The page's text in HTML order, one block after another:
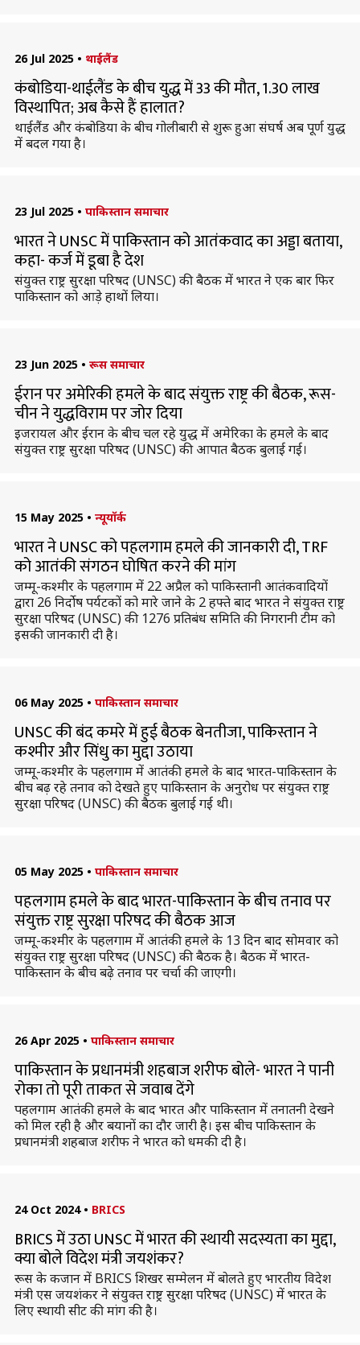
26 Jul 2025 • थाईलैंड
कंबोडिया-थाईलैंड के बीच युद्ध में 33 की मौत, 1.30 लाख
विस्थापित; अब कैसे हैं हालात?
थाईलैंड और कंबोडिया के बीच गोलीबारी से शुरू हुआ संघर्ष अब पूर्ण युद्ध
में बदल गया है।
23 Jul 2025 • पाकिस्तान समाचार
भारत ने UNSC में पाकिस्तान को आतंकवाद का अड्डा बताया,
कहा- कर्ज में डूबा है देश
संयुक्त राष्ट्र सुरक्षा परिषद (UNSC) की बैठक में भारत ने एक बार फिर
पाकिस्तान को आड़े हाथों लिया।
23 Jun 2025 • रूस समाचार
ईरान पर अमेरिकी हमले के बाद संयुक्त राष्ट्र की बैठक, रूस-
चीन ने युद्धविराम पर जोर दिया
इजरायल और ईरान के बीच चल रहे युद्ध में अमेरिका के हमले के बाद
संयुक्त राष्ट्र सुरक्षा परिषद (UNSC) की आपात बैठक बुलाई गई।
15 May 2025 • न्यूयॉर्क
भारत ने UNSC को पहलगाम हमले की जानकारी दी, TRF
को आतंकी संगठन घोषित करने की मांग
जम्मू-कश्मीर के पहलगाम में 22 अप्रैल को पाकिस्तानी आतंकवादियों
द्वारा 26 निर्दोष पर्यटकों को मारे जाने के 2 हफ्ते बाद भारत ने संयुक्त राष्ट्र
सुरक्षा परिषद (UNSC) की 1276 प्रतिबंध समिति की निगरानी टीम को
इसकी जानकारी दी है।
06 May 2025 • पाकिस्तान समाचार
UNSC की बंद कमरे में हुई बैठक बेनतीजा, पाकिस्तान ने
कश्मीर और सिंधु का मुद्दा उठाया
जम्मू-कश्मीर के पहलगाम में आतंकी हमले के बाद भारत-पाकिस्तान के
बीच बढ़ रहे तनाव को देखते हुए पाकिस्तान के अनुरोध पर संयुक्त राष्ट्र
सुरक्षा परिषद (UNSC) की बैठक बुलाई गई थी।
05 May 2025 • पाकिस्तान समाचार
पहलगाम हमले के बाद भारत-पाकिस्तान के बीच तनाव पर
संयुक्त राष्ट्र सुरक्षा परिषद की बैठक आज
जम्मू-कश्मीर के पहलगाम में आतंकी हमले के 13 दिन बाद सोमवार को
संयुक्त राष्ट्र सुरक्षा परिषद (UNSC) की बैठक है। बैठक में भारत-
पाकिस्तान के बीच बढ़े तनाव पर चर्चा की जाएगी।
26 Apr 2025 • पाकिस्तान समाचार
पाकिस्तान के प्रधानमंत्री शहबाज शरीफ बोले- भारत ने पानी
रोका तो पूरी ताकत से जवाब देंगे
पहलगाम आतंकी हमले के बाद भारत और पाकिस्तान में तनातनी देखने
को मिल रही है और बयानों का दौर जारी है। इस बीच पाकिस्तान के
प्रधानमंत्री शहबाज शरीफ ने भारत को धमकी दी है।
24 Oct 2024 • BRICS
BRICS में उठा UNSC में भारत की स्थायी सदस्यता का मुद्दा,
क्या बोले विदेश मंत्री जयशंकर?
रूस के कजान में BRICS शिखर सम्मेलन में बोलते हुए भारतीय विदेश
मंत्री एस जयशंकर ने संयुक्त राष्ट्र सुरक्षा परिषद (UNSC) में भारत के
लिए स्थायी सीट की मांग की है।